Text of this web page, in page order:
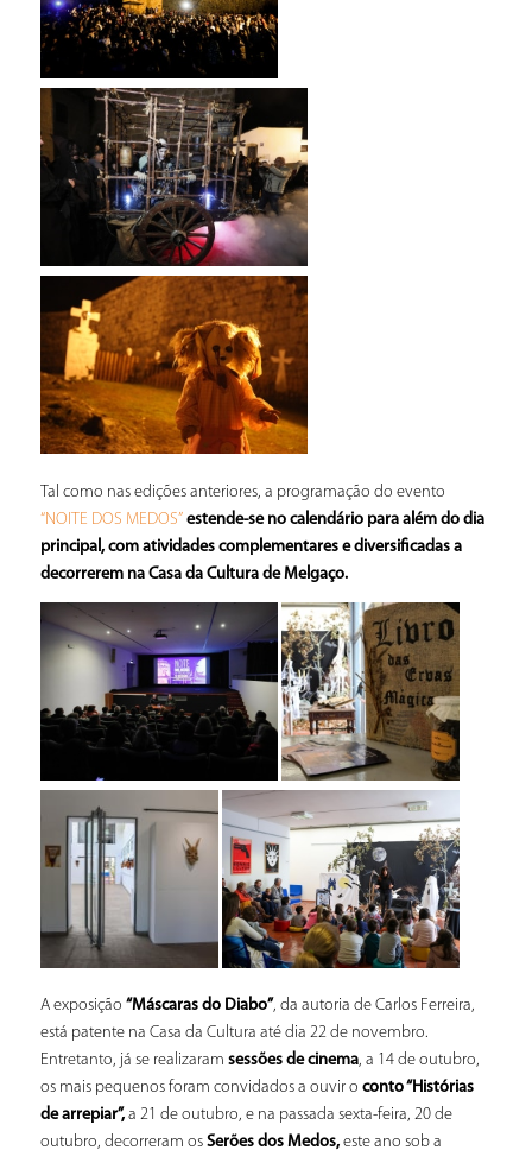
Tal como nas edições anteriores, a programação do evento
“NOITE DOS MEDOS” estende-se no calendário para além do dia
principal, com atividades complementares e diversificadas a
decorrerem na Casa da Cultura de Melgaço.
A exposição “Máscaras do Diabo”, da autoria de Carlos Ferreira,
está patente na Casa da Cultura até dia 22 de novembro.
Entretanto, já se realizaram sessões de cinema, a 14 de outubro,
os mais pequenos foram convidados a ouvir o conto “Histórias
de arrepiar”, a 21 de outubro, e na passada sexta-feira, 20 de
outubro, decorreram os Serões dos Medos, este ano sob a